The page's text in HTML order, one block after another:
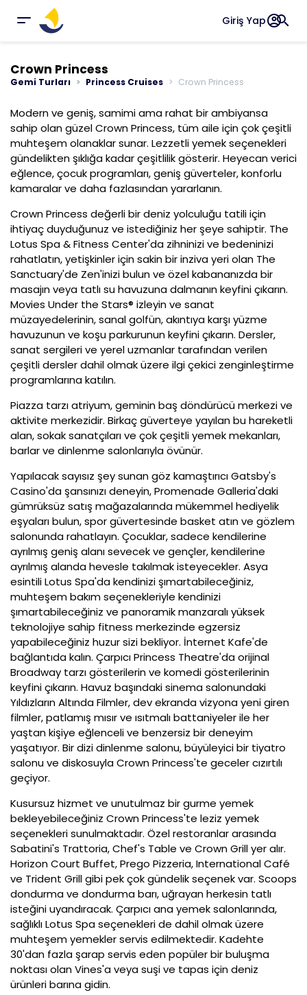
Giriş Yapaccount_circlesearch
Crown Princess
Gemi Turları Princess Cruises Crown Princess
Modern ve geniş, samimi ama rahat bir ambiyansa
sahip olan güzel Crown Princess, tüm aile için çok çeşitli
muhteşem olanaklar sunar. Lezzetli yemek seçenekleri
gündelikten şıklığa kadar çeşitlilik gösterir. Heyecan verici
eğlence, çocuk programları, geniş güverteler, konforlu
kamaralar ve daha fazlasından yararlanın.
Crown Princess değerli bir deniz yolculuğu tatili için
ihtiyaç duyduğunuz ve istediğiniz her şeye sahiptir. The
Lotus Spa & Fitness Center'da zihninizi ve bedeninizi
rahatlatın, yetişkinler için sakin bir inziva yeri olan The
Sanctuary'de Zen'inizi bulun ve özel kabananızda bir
masajın veya tatlı su havuzuna dalmanın keyfini çıkarın.
Movies Under the Stars® izleyin ve sanat
müzayedelerinin, sanal golfün, akıntıya karşı yüzme
havuzunun ve koşu parkurunun keyfini çıkarın. Dersler,
sanat sergileri ve yerel uzmanlar tarafından verilen
çeşitli dersler dahil olmak üzere ilgi çekici zenginleştirme
programlarına katılın.
Piazza tarzı atriyum, geminin baş döndürücü merkezi ve
aktivite merkezidir. Birkaç güverteye yayılan bu hareketli
alan, sokak sanatçıları ve çok çeşitli yemek mekanları,
barlar ve dinlenme salonlarıyla övünür.
Yapılacak sayısız şey sunan göz kamaştırıcı Gatsby's
Casino'da şansınızı deneyin, Promenade Galleria'daki
gümrüksüz satış mağazalarında mükemmel hediyelik
eşyaları bulun, spor güvertesinde basket atın ve gözlem
salonunda rahatlayın. Çocuklar, sadece kendilerine
ayrılmış geniş alanı sevecek ve gençler, kendilerine
ayrılmış alanda hevesle takılmak isteyecekler. Asya
esintili Lotus Spa'da kendinizi şımartabileceğiniz,
muhteşem bakım seçenekleriyle kendinizi
şımartabileceğiniz ve panoramik manzaralı yüksek
teknolojiye sahip fitness merkezinde egzersiz
yapabileceğiniz huzur sizi bekliyor. İnternet Kafe'de
bağlantıda kalın. Çarpıcı Princess Theatre'da orijinal
Broadway tarzı gösterilerin ve komedi gösterilerinin
keyfini çıkarın. Havuz başındaki sinema salonundaki
Yıldızların Altında Filmler, dev ekranda vizyona yeni giren
filmler, patlamış mısır ve ısıtmalı battaniyeler ile her
yaştan kişiye eğlenceli ve benzersiz bir deneyim
yaşatıyor. Bir dizi dinlenme salonu, büyüleyici bir tiyatro
salonu ve diskosuyla Crown Princess'te geceler cızırtılı
geçiyor.
Kusursuz hizmet ve unutulmaz bir gurme yemek
bekleyebileceğiniz Crown Princess'te leziz yemek
seçenekleri sunulmaktadır. Özel restoranlar arasında
Sabatini's Trattoria, Chef's Table ve Crown Grill yer alır.
Horizon Court Buffet, Prego Pizzeria, International Café
ve Trident Grill gibi pek çok gündelik seçenek var. Scoops
dondurma ve dondurma barı, uğrayan herkesin tatlı
isteğini uyandıracak. Çarpıcı ana yemek salonlarında,
sağlıklı Lotus Spa seçenekleri de dahil olmak üzere
muhteşem yemekler servis edilmektedir. Kadehte
30'dan fazla şarap servis eden popüler bir buluşma
noktası olan Vines'a veya suşi ve tapas için deniz
ürünleri barına gidin.